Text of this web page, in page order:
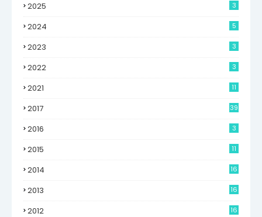
2025 3
2024 5
2023 3
2022 3
2021 11
2017 39
2016 3
2015 11
2014
16
2013
16
2012
16